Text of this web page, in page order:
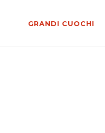
GRANDI CUOCHI